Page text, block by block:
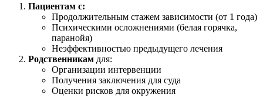
Пациентам с:
Продолжительным стажем зависимости (от 1 года)
Психическими осложнениями (белая горячка,
паранойя)
Неэффективностью предыдущего лечения
Родственникам для:
Организации интервенции
Получения заключения для суда
Оценки рисков для окружения